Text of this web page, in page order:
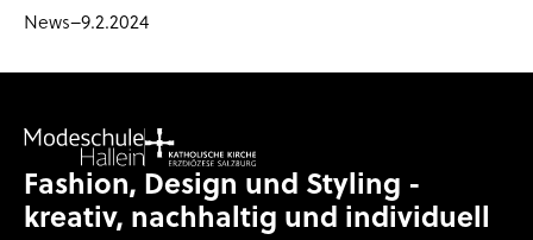
News–9.2.2024
Fashion, Design und Styling -
kreativ, nachhaltig und individuell